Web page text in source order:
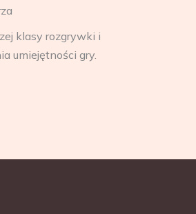
klasy rozgrywki i
umiejętności gry.